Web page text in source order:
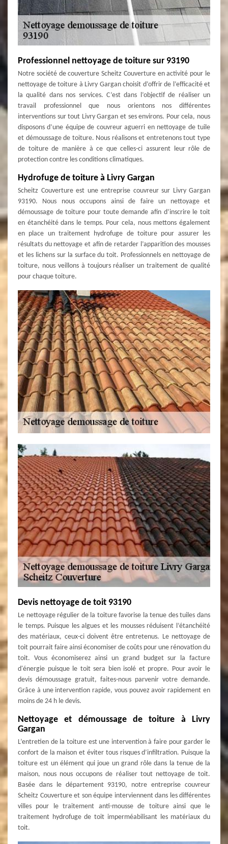
Professionnel nettoyage de toiture sur 93190
Notre société de couverture Scheitz Couverture en activité pour le
nettoyage de toiture à Livry Gargan choisit d’offrir de l’efficacité et
la qualité dans nos services. C’est dans l’objectif de réaliser un
travail professionnel que nous orientons nos différentes
interventions sur tout Livry Gargan et ses environs. Pour cela, nous
disposons d’une équipe de couvreur aguerri en nettoyage de tuile
et démoussage de toiture. Nous réalisons et entretenons tout type
de toiture de manière à ce que celles-ci assurent leur rôle de
protection contre les conditions climatiques.
Hydrofuge de toiture à Livry Gargan
Scheitz Couverture est une entreprise couvreur sur Livry Gargan
93190. Nous nous occupons ainsi de faire un nettoyage et
démoussage de toiture pour toute demande afin d’inscrire le toit
en étanchéité dans le temps. Pour cela, nous mettons également
en place un traitement hydrofuge de toiture pour assurer les
résultats du nettoyage et afin de retarder l’apparition des mousses
et les lichens sur la surface du toit. Professionnels en nettoyage de
toiture, nous veillons à toujours réaliser un traitement de qualité
pour chaque toiture.
Devis nettoyage de toit 93190
Le nettoyage régulier de la toiture favorise la tenue des tuiles dans
le temps. Puisque les algues et les mousses réduisent l’étanchéité
des matériaux, ceux-ci doivent être entretenus. Le nettoyage de
toit pourrait faire ainsi économiser de coûts pour une rénovation du
toit. Vous économiserez ainsi un grand budget sur la facture
d'énergie puisque le toit sera bien isolé et propre. Pour avoir le
devis démoussage gratuit, faites-nous parvenir votre demande.
Grâce à une intervention rapide, vous pouvez avoir rapidement en
moins de 24 h le devis.
Nettoyage et démoussage de toiture à Livry
Gargan
L’entretien de la toiture est une intervention à faire pour garder le
confort de la maison et éviter tous risques d’infiltration. Puisque la
toiture est un élément qui joue un grand rôle dans la tenue de la
maison, nous nous occupons de réaliser tout nettoyage de toit.
Basée dans le département 93190, notre entreprise couvreur
Scheitz Couverture et son équipe interviennent dans les différentes
villes pour le traitement anti-mousse de toiture ainsi que le
traitement hydrofuge de toit imperméabilisant les matériaux du
toit.